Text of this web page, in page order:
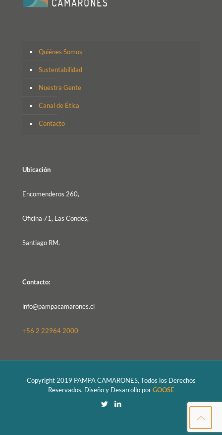
Quiénes Somos
Sustentabilidad
Nuestra Gente
Canal de Ética
Contacto
Ubicación
Encomenderos 260,
Oficina 71, Las Condes,
Santiago RM.
Contacto:
info@pampacamarones.cl
+56 2 22964 2000
Copyright 2019 PAMPA CAMARONES, Todos los Derechos
Reservados. Diseño y Desarrollo porGOOSE